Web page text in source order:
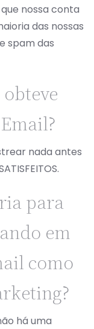
nossa conta
das nossas
spam das
nada antes
para
em
como
há uma